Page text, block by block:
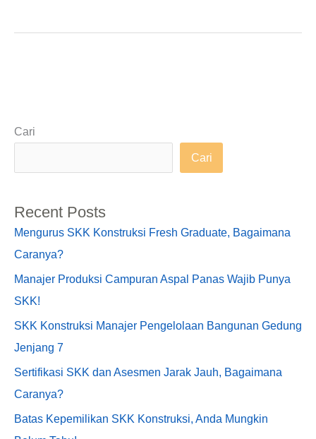
Cari
Cari
Recent Posts
Mengurus SKK Konstruksi Fresh Graduate, Bagaimana
Caranya?
Manajer Produksi Campuran Aspal Panas Wajib Punya
SKK!
SKK Konstruksi Manajer Pengelolaan Bangunan Gedung
Jenjang 7
Sertifikasi SKK dan Asesmen Jarak Jauh, Bagaimana
Caranya?
Batas Kepemilikan SKK Konstruksi, Anda Mungkin